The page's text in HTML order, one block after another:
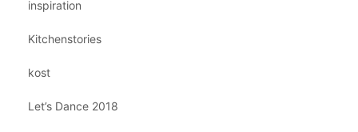
inspiration
Kitchenstories
kost
Let’s Dance 2018